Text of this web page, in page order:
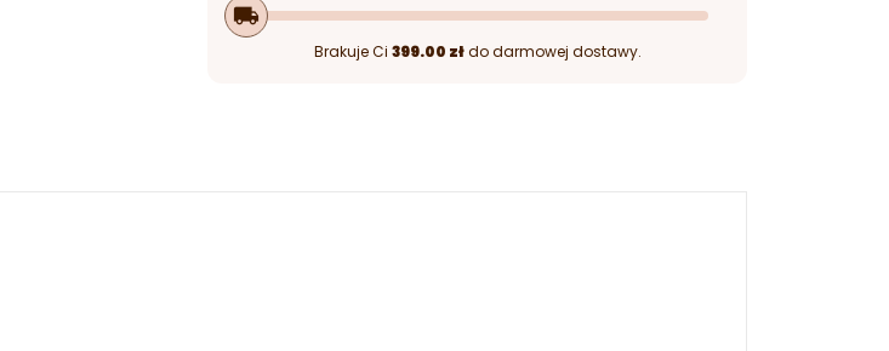
local_shipping
Brakuje Ci 399.00 złdo darmowej dostawy.